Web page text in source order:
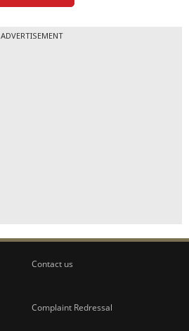
ADVERTISEMENT
Contact us
Complaint Redressal